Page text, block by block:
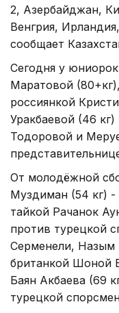
2, Азербайджан,
Венгрия,
сообщает
Сегодня у
Маратовой
россиянкой
Уракбаевой (46
Тодоровой и
От молодёжной
Муздиман (54 кг) -
тайкой Рачанок
против турецкой
Серменели, Назым
британкой Шоной
Баян Акбаева (69
турецкой